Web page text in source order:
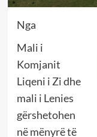
Nga
Mali i
Komjanit
Liqeni i Zi dhe
mali i Lenies
gërshetohen
në mënyrë të